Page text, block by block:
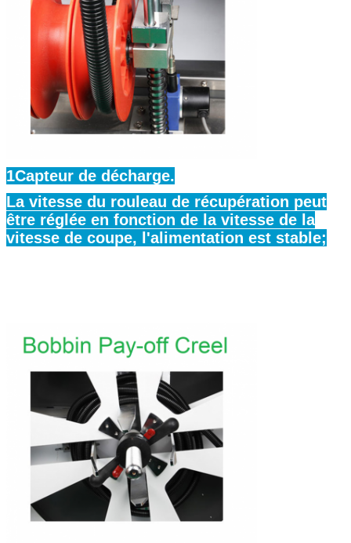
1Capteur de décharge.
La vitesse du rouleau de récupération peut
être réglée en fonction de la vitesse de la
vitesse de coupe, l'alimentation est stable;